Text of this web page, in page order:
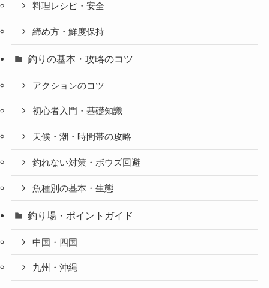
料理レシピ・安全
締め方・鮮度保持
釣りの基本・攻略のコツ
アクションのコツ
初心者入門・基礎知識
天候・潮・時間帯の攻略
釣れない対策・ボウズ回避
魚種別の基本・生態
釣り場・ポイントガイド
中国・四国
九州・沖縄